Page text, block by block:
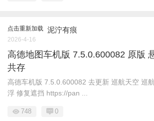
点击重新加载 泥泞有痕
2026-4-16
高德地图车机版 7.5.0.600082 原版
共存
高德车机版 7.5.0.600082 去更新 巡航天空 巡
浮 修复遮挡 https://pan ...
748 0